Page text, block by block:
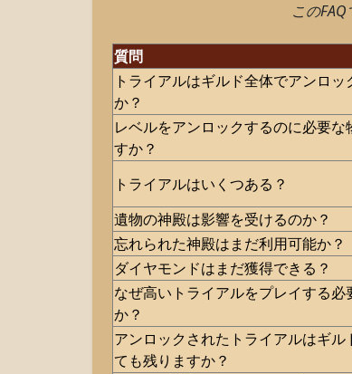
この
質問
トライアルはギルド全体でアンロッ
か？
レベルをアンロックするのに必要な
すか？
トライアルはいくつある？
遺物の神殿は影響を受けるのか？
忘れられた神殿はまだ利用可能か？
ダイヤモンドはまだ獲得できる？
なぜ高いトライアルをプレイする必
か？
アンロックされたトライアルはギル
ても残りますか？